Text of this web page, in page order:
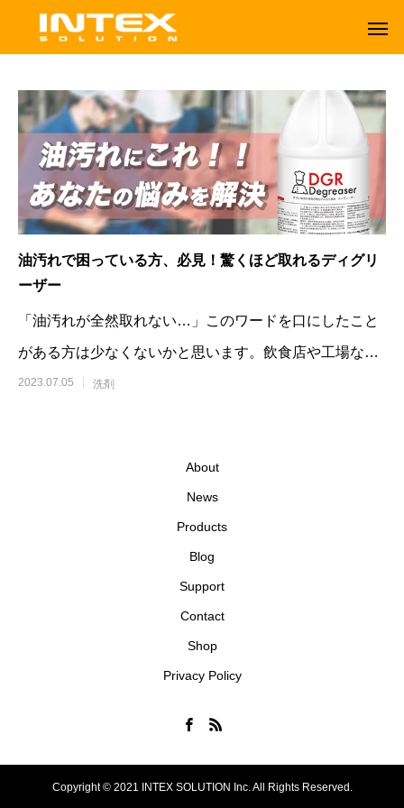
ORBOT
油汚れで困っている方、必見！驚くほど取れるディグリ
ーザー
「油汚れが全然取れない…」このワードを口にしたこと
がある方は少なくないかと思います。飲食店や工場など
のガンコな油汚れに悩んでいるなら必ず
2023.07.05 洗剤
About
News
Products
Blog
Support
Contact
Shop
Privacy Policy
Copyright © 2021 INTEX SOLUTION Inc. All Rights Reserved.